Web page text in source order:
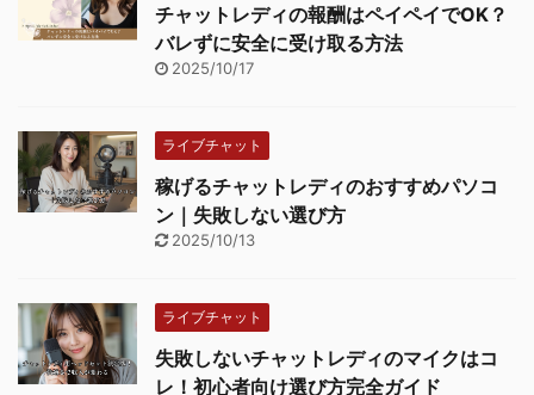
チャットレディの報酬はペイペイでOK？
バレずに安全に受け取る方法
2025/10/17
ライブチャット
稼げるチャットレディのおすすめパソコ
ン｜失敗しない選び方
2025/10/13
ライブチャット
失敗しないチャットレディのマイクはコ
レ！初心者向け選び方完全ガイド